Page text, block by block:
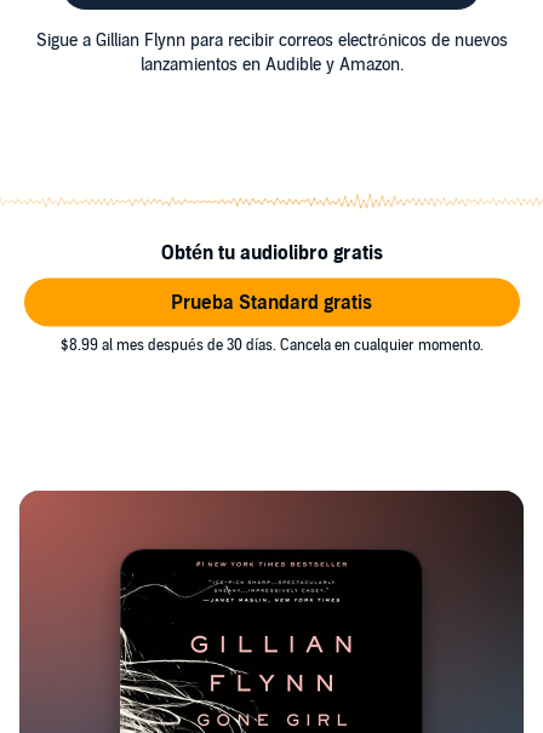
Sigue a Gillian Flynn para recibir correos electrónicos de nuevos
lanzamientos en Audible y Amazon.
Obtén tu audiolibro gratis
Prueba Standard gratis
$8.99 al mes después de 30 días. Cancela en cualquier momento.